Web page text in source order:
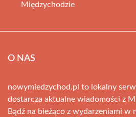
Międzychodzie
O NAS
nowymiedzychod.pl to lokalny
dostarcza aktualne wiadomości z
Bądź na bieżąco z wydarzeniami w